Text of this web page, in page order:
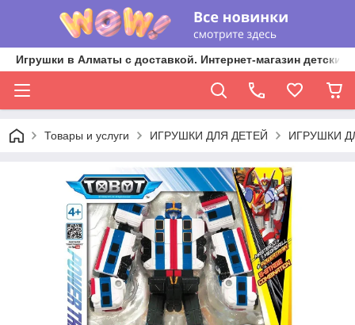
Игрушки в Алматы с доставкой. Интернет-магазин
Товары и услуги ИГРУШКИ ДЛЯ ДЕТЕЙ ИГРУШКИ